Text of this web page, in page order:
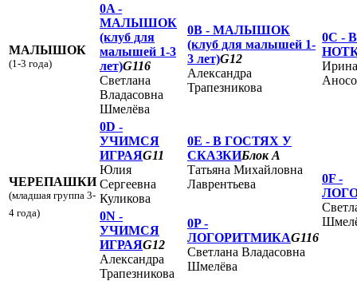
МАЛЫШОК
(1-3 года)
0A -
МАЛЫШОК
(клуб для
малышей 1-3
лет)G116
Светлана
Владасовна
Шмелёва
0B - МАЛЫШОК
(клуб для малышей 1-
3 лет)G12
Александра
Трапезникова
0C -
ЧЕРЕПАШКИ
(младшая группа 3-
4 года)
0D -
УЧИМСЯ
ИГРАЯG11
Юлия
Сергеевна
Куликова
0E - В ГОСТЯХ У
СКАЗКИБлок А
Татьяна Михайловна
Лаврентьева
0F -
0N -
УЧИМСЯ
ИГРАЯG12
Александра
Трапезникова
0P -
ЛОГОРИТМИКАG116
Светлана Владасовна
Шмелёва